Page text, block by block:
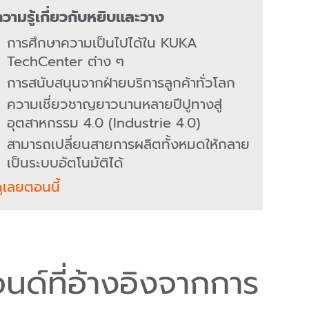
ามรู้เกี่ยวกับหยิบและวาง
การศึกษาความเป็นไปได้ใน KUKA
TechCenter ต่าง ๆ
การสนับสนุนจากฝ่ายบริการลูกค้าทั่วโลก
ความเชี่ยวชาญยาวนานหลายปีปูทางสู่
อุตสาหกรรม 4.0 (Industrie 4.0)
สามารถเปลี่ยนสายการผลิตทั้งหมดให้กลาย
เป็นระบบอัตโนมัติได้
ลยตอนนี้
ด์ที่อ้างอิงจากการ